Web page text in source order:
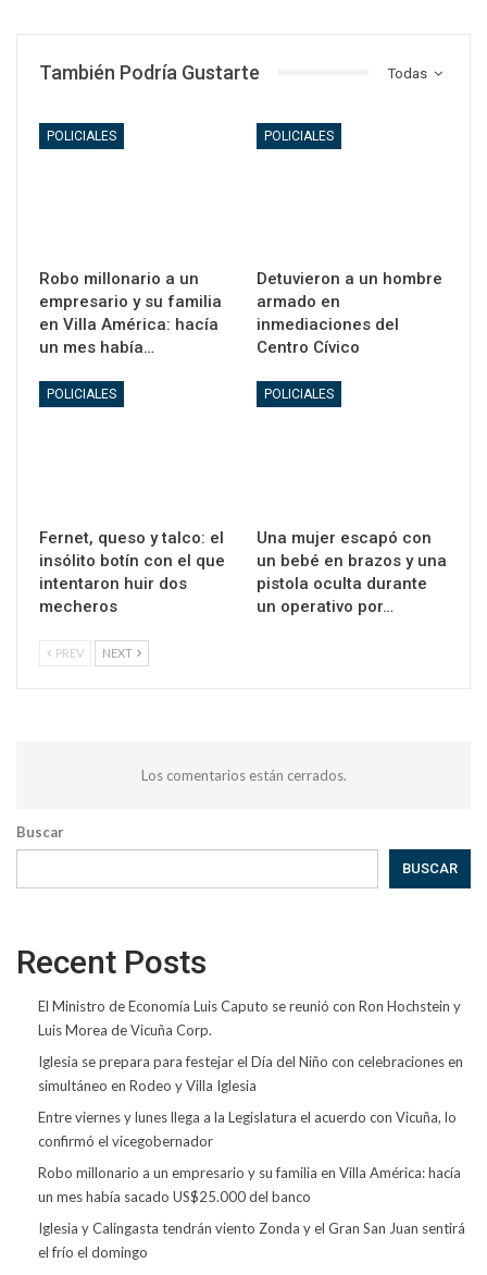
Todas
También Podría Gustarte
POLICIALES
Robo millonario a un
empresario y su familia
en Villa América: hacía
un mes había…
POLICIALES
Detuvieron a un hombre
armado en
inmediaciones del
Centro Cívico
POLICIALES
Fernet, queso y talco: el
insólito botín con el que
intentaron huir dos
mecheros
POLICIALES
Una mujer escapó con
un bebé en brazos y una
pistola oculta durante
un operativo por…
PREV NEXT
Los comentarios están cerrados.
Buscar
BUSCAR
Recent Posts
El Ministro de Economía Luis Caputo se reunió con Ron Hochstein y
Luis Morea de Vicuña Corp.
Iglesia se prepara para festejar el Día del Niño con celebraciones en
simultáneo en Rodeo y Villa Iglesia
Entre viernes y lunes llega a la Legislatura el acuerdo con Vicuña, lo
confirmó el vicegobernador
Robo millonario a un empresario y su familia en Villa América: hacía
un mes había sacado US$25.000 del banco
Iglesia y Calingasta tendrán viento Zonda y el Gran San Juan sentirá
el frío el domingo